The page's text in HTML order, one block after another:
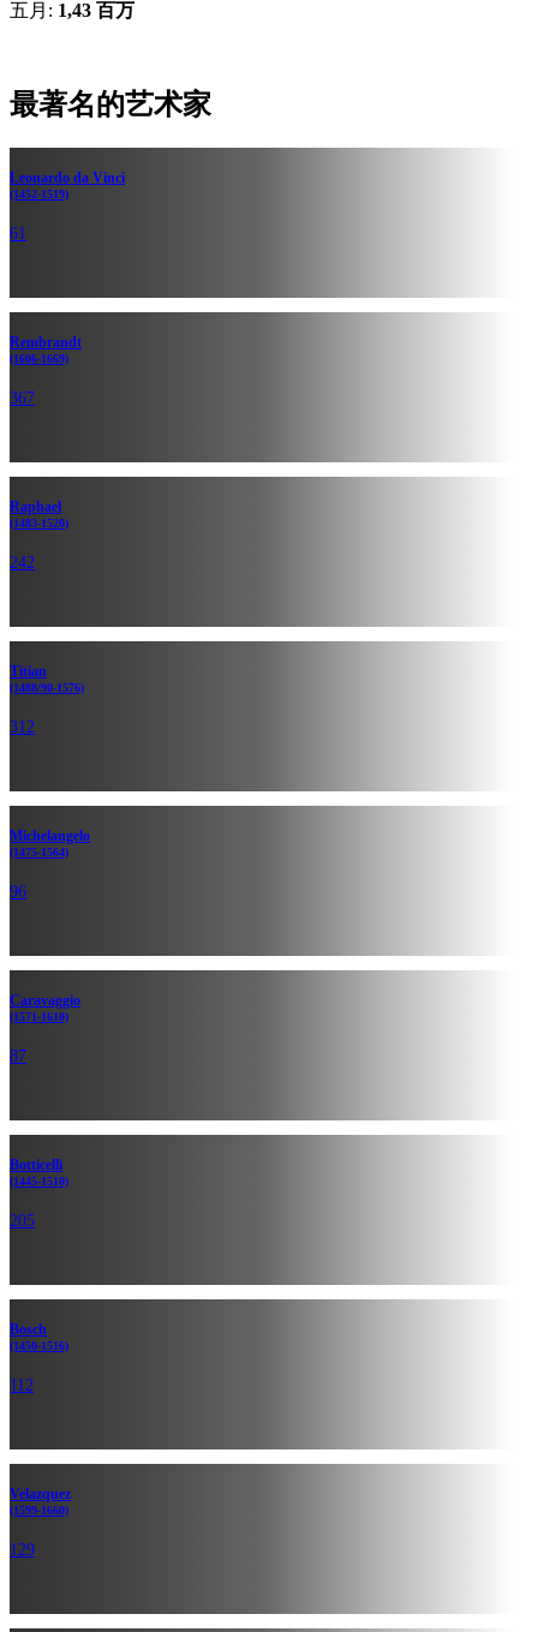
五月: 1,43 百万
最著名的艺术家
Leonardo da Vinci
(1452-1519)
61
Rembrandt
(1606-1669)
367
Raphael
(1483-1520)
242
Titian
(1488/90-1576)
312
Michelan­gelo
(1475-1564)
96
Caravaggio
(1571-1610)
87
Botticelli
(1445-1510)
205
Bosch
(1450-1516)
112
Velazquez
(1599-1660)
129